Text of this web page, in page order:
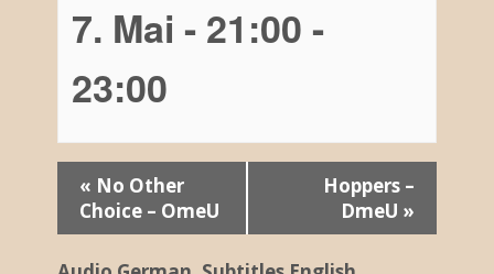
7. Mai - 21:00 -
23:00
r
« No Other
Choice – OmeU
Hoppers –
DmeU »